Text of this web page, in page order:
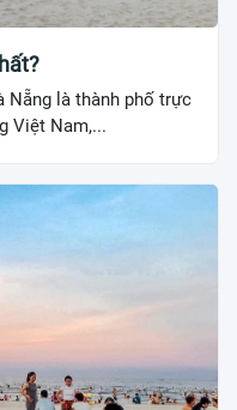
Nẵng là thành phố trực
Việt Nam,...